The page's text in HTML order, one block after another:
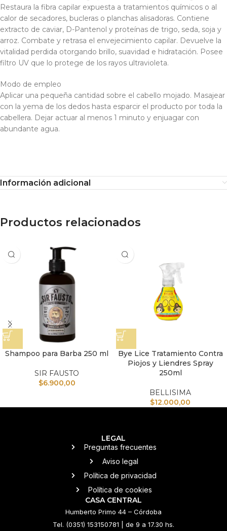
Restaura la fibra capilar expuesta a tratamientos químicos o al
calor de secadores, bucleras o planchas alisadoras. Contiene
extracto de caviar, D-Pantenol y proteínas de trigo, seda, soja y
arroz. Combate y retrasa el envejecimiento capilar. Devuelve la
vitalidad perdida otorgando brillo, suavidad e hidratación. Posee
filtro UV que lo protege de los rayos ultravioleta.
Modo de empleo
Aplicar una pequeña cantidad sobre el cabello mojado. Masajear
con la yema de los dedos hasta esparcir el producto por toda la
cabellera. Dejar actuar al menos 1 minuto y enjuagar con
abundante agua.
Información adicional
Productos relacionados
Shampoo para Barba 250 ml
SIR FAUSTO
$6.900,00
Bye Lice Tratamiento Contra
Piojos y Liendres Spray
250ml
BELLISIMA
$12.000,00
LEGAL
Preguntas frecuentes
Aviso legal
Política de privacidad
Política de cookies
CASA CENTRAL
Humberto Primo 44 – Córdoba
Tel. (0351) 153150781 | de 9 a 17.30 hs.